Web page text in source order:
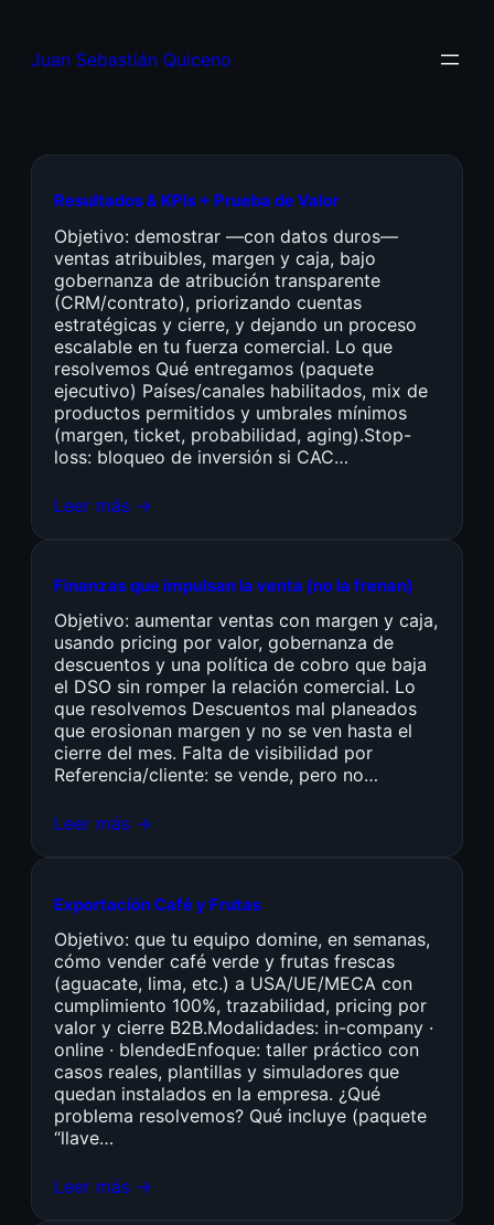
Juan Sebastián Quiceno
Resultados & KPIs + Prueba de Valor
Objetivo: demostrar —con datos duros—
ventas atribuibles, margen y caja, bajo
gobernanza de atribución transparente
(CRM/contrato), priorizando cuentas
estratégicas y cierre, y dejando un proceso
escalable en tu fuerza comercial. Lo que
resolvemos Qué entregamos (paquete
ejecutivo) Países/canales habilitados, mix de
productos permitidos y umbrales mínimos
(margen, ticket, probabilidad, aging).Stop-
loss: bloqueo de inversión si CAC…
Leer más →
Finanzas que impulsan la venta (no la frenan)
Objetivo: aumentar ventas con margen y caja,
usando pricing por valor, gobernanza de
descuentos y una política de cobro que baja
el DSO sin romper la relación comercial. Lo
que resolvemos Descuentos mal planeados
que erosionan margen y no se ven hasta el
cierre del mes. Falta de visibilidad por
Referencia/cliente: se vende, pero no…
Leer más →
Exportación Café y Frutas
Objetivo: que tu equipo domine, en semanas,
cómo vender café verde y frutas frescas
(aguacate, lima, etc.) a USA/UE/MECA con
cumplimiento 100%, trazabilidad, pricing por
valor y cierre B2B.Modalidades: in-company ·
online · blendedEnfoque: taller práctico con
casos reales, plantillas y simuladores que
quedan instalados en la empresa. ¿Qué
problema resolvemos? Qué incluye (paquete
“llave…
Leer más →